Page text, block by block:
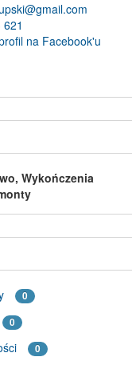
na Facebook'u
Wykończenia
0
0
0